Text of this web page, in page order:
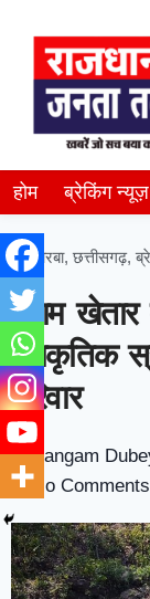
होम ब्रेकिंग न्यूज़
कोरबा,छत्तीसगढ़,
ग्राम
प्राकृतिक
परिवार
Sangam
No Comments